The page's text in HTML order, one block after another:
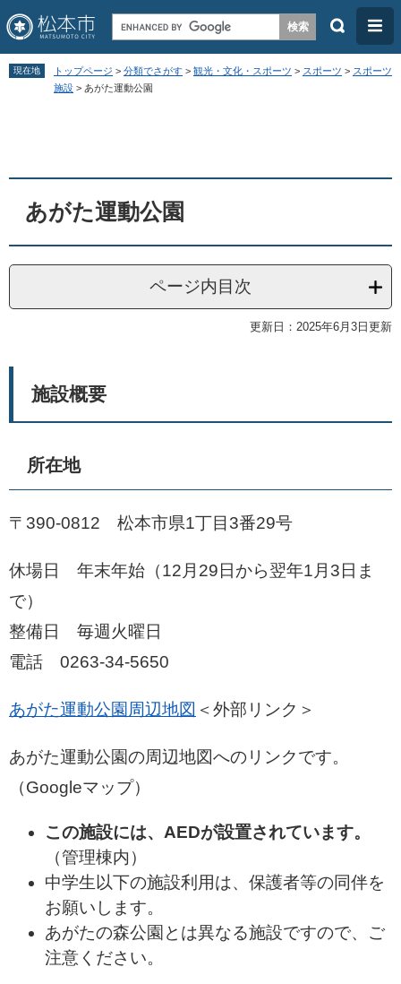
ペ
す
。
メ
し
て
検
メ
ニ
ュ
現在地 トップページ > 分類でさがす > 観光・文化・スポーツ > スポーツ > スポーツ
施設 > あがた運動公園
あがた運動公園
ページ内目次
更新日：2025年6月3日更新
施設概要
所在地
〒390-0812 松本市県1丁目3番29号
休場日 年末年始（12月29日から翌年1月3日ま
で）
整備日 毎週火曜日
電話 0263-34-5650
あがた運動公園周辺地図 ＜外部リンク＞
あがた運動公園の周辺地図へのリンクです。
（Googleマップ）
この施設には、AEDが設置されています。
（管理棟内）
中学生以下の施設利用は、保護者等の同伴を
お願いします。
あがたの森公園とは異なる施設ですので、ご
注意ください。